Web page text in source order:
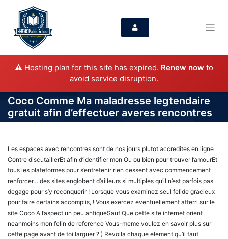
⚠️ Hosting plan for this site has expired. Renew now to
avoid service disruption.
Coco Comme Ma maladresse legtendaire
gratuit afin d’effectuer averes rencontres
Les espaces avec rencontres sont de nos jours plutot accredites en ligne
Contre discutaillerEt afin d’identifier mon Ou ou bien pour trouver l’amourEt
tous les plateformes pour s’entretenir rien cessent avec commencement
renforcer… des sites englobent d’ailleurs si multiples qu’il n’est parfois pas
degage pour s’y reconquerir ! Lorsque vous examinez seul felide gracieux
pour faire certains accomplis, ! Vous exercez eventuellement atterri sur le
site Coco A l’aspect un peu antiqueSauf Que cette site internet orient
neanmoins mon felin de reference Vous-meme voulez en savoir plus sur
cette page avant de toi larguer ? ) Revoila chaque element qu’il faut